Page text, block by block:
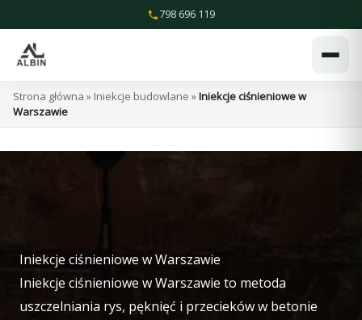
do
treści
798 696 119
Strona główna » Iniekcje budowlane »Iniekcje ciśnieniowe w
Warszawie
Iniekcje ciśnieniowe w Warszawie
Iniekcje ciśnieniowe w Warszawie to metoda
uszczelniania rys, pęknięć i przecieków w betonie